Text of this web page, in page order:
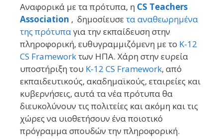
Αναφορικά με τα πρότυπα, η CS Teachers
Association , δημοσίευσετα αναθεωρημένα
της πρότυπαγια την εκπαίδευση στην
πληροφορική, ευθυγραμμιζόμενη με το K-12
CS Frameworkτων ΗΠΑ. Χάρη στην ευρεία
υποστήριξη του K-12 CS Framework, από
εκπαιδευτικούς, ακαδημαϊκούς, εταιρείες και
κυβερνήσεις, αυτά τα νέα πρότυπα θα
διευκολύνουν τις πολιτείες και ακόμη και τις
χώρες να υιοθετήσουν ένα ποιοτικό
πρόγραμμα σπουδών την πληροφορική.